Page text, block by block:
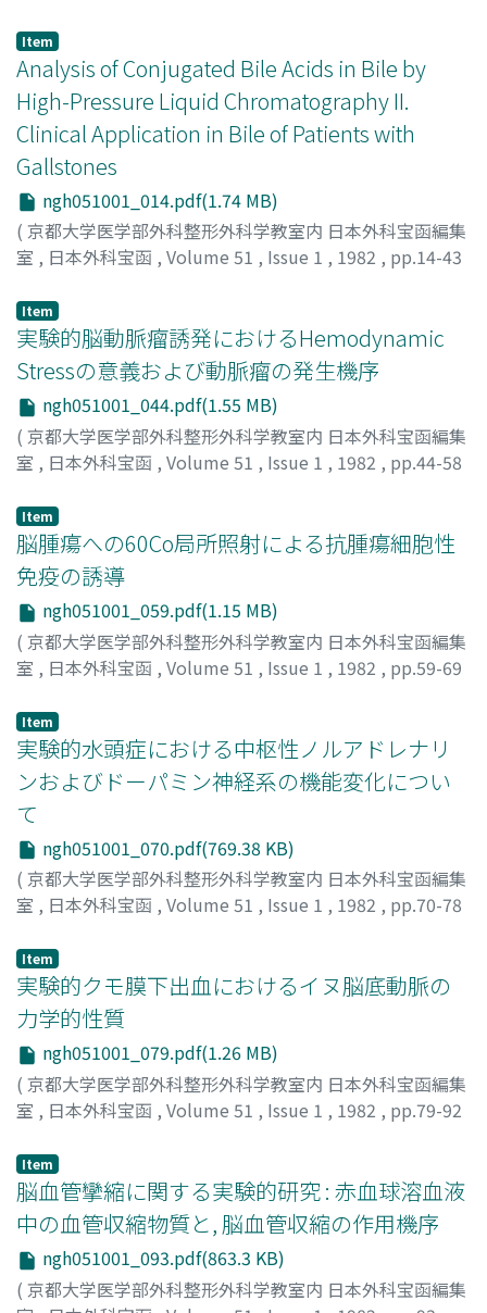
博Item
Analysis of Conjugated Bile Acids in Bile by
High-Pressure Liquid Chromatography II.
Clinical Application in Bile of Patients with
Gallstones
ngh051001_014.pdf(1.74 MB)
( 京都大学医学部外科整形外科学教室内 日本外科宝函編集
室 , 日本外科宝函 , Volume 51 , Issue 1 , 1982 , pp.14-43
MARUYAMA, KEISUKE
Item
実験的脳動脈瘤誘発におけるHemodynamic
Stressの意義および動脈瘤の発生機序
ngh051001_044.pdf(1.55 MB)
( 京都大学医学部外科整形外科学教室内 日本外科宝函編集
室 , 日本外科宝函 , Volume 51 , Issue 1 , 1982 , pp.44-58
永田, 泉
Item
脳腫瘍への60Co局所照射による抗腫瘍細胞性
免疫の誘導
ngh051001_059.pdf(1.15 MB)
( 京都大学医学部外科整形外科学教室内 日本外科宝函編集
室 , 日本外科宝函 , Volume 51 , Issue 1 , 1982 , pp.59-69
須田, 金弥
Item
実験的水頭症における中枢性ノルアドレナリ
ンおよびドーパミン神経系の機能変化につい
て
ngh051001_070.pdf(769.38 KB)
( 京都大学医学部外科整形外科学教室内 日本外科宝函編集
室 , 日本外科宝函 , Volume 51 , Issue 1 , 1982 , pp.70-78
三輪, 聰一
Item
実験的クモ膜下出血におけるイヌ脳底動脈の
力学的性質
ngh051001_079.pdf(1.26 MB)
( 京都大学医学部外科整形外科学教室内 日本外科宝函編集
室 , 日本外科宝函 , Volume 51 , Issue 1 , 1982 , pp.79-92
鳴尾, 好人
Item
脳血管攣縮に関する実験的研究 : 赤血球溶血液
中の血管収縮物質と, 脳血管収縮の作用機序
ngh051001_093.pdf(863.3 KB)
( 京都大学医学部外科整形外科学教室内 日本外科宝函編集